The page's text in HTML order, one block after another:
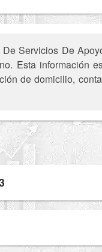
Servicios De
Esta información
de domicilio,